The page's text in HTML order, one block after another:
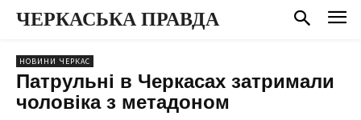
ЧЕРКАСЬКА ПРАВДА
НОВИНИ ЧЕРКАС
Патрульні в Черкасах затримали
чоловіка з метадоном